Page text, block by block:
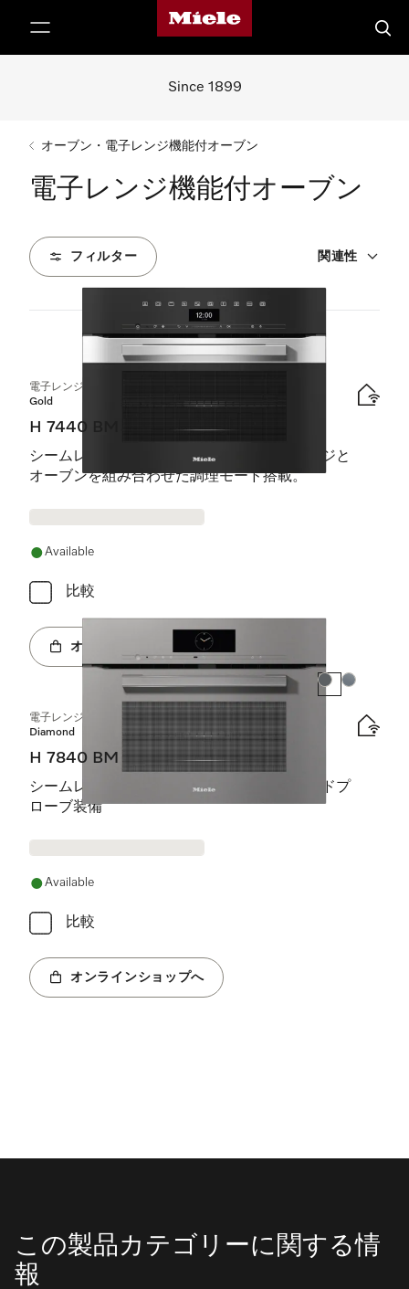
Mieleのホームページ
検索
Since 1899
オーブン・電子レンジ機能付オーブン
電子レンジ機能付オーブン
フィルター 関連性
2 製品
電子レンジ機能付オーブン
Gold
H 7440 BM
シームレスデザイン、自動プログラム、レンジと
オーブンを組み合わせた調理モード搭載。
Available
比較
オンラインショップへ
カラー:カラー:
電子レンジ機能付オーブン
Diamond
H 7840 BM
シームレスデザイン、自動プログラム、フードプ
ローブ装備
Available
比較
オンラインショップへ
この製品カテゴリーに関する情
報